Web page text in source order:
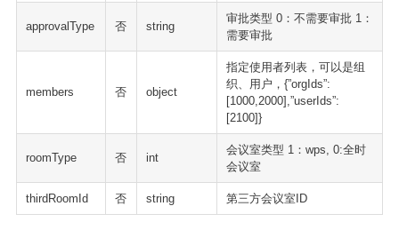
approvalType 否 string
审批类型 0：不需要审批 1：
需要审批
members 否 object
指定使用者列表，可以是组
织、用户，{”orgIds”:
[1000,2000],”userIds”:
[2100]}
roomType 否 int
会议室类型 1：wps, 0:全时
会议室
thirdRoomId 否 string 第三方会议室ID